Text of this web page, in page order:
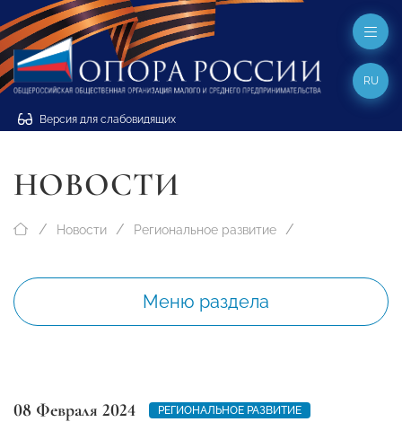
Версия для слабовидящих
RU
НОВОСТИ
Новости Региональное развитие
Меню раздела
08 Февраля 2024
РЕГИОНАЛЬНОЕ РАЗВИТИЕ